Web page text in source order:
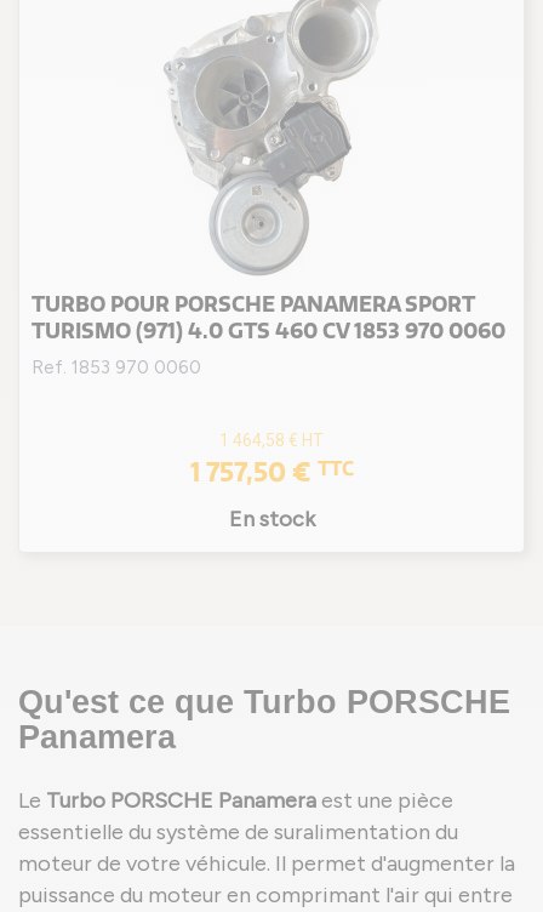
TURBO POUR PORSCHE PANAMERA SPORT
TURISMO (971) 4.0 GTS 460 CV 1853 970 0060
Ref. 1853 970 0060
1 464,58 € HT
1 757,50 € TTC
En stock
Qu'est ce que Turbo PORSCHE
Panamera
Le Turbo PORSCHE Panameraest une pièce
essentielle du système de suralimentation du
moteur de votre véhicule. Il permet d'augmenter la
puissance du moteur en comprimant l'air qui entre